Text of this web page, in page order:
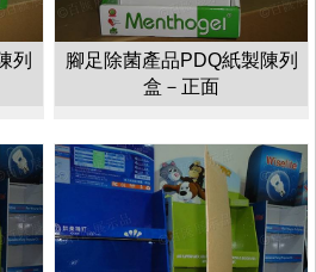
列
腳足除菌產品PDQ紙製陳列
盒－正面